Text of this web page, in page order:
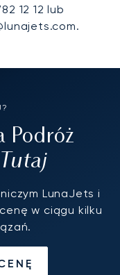
12 12 lub
Podróż
LunaJets i
w ciągu kilku